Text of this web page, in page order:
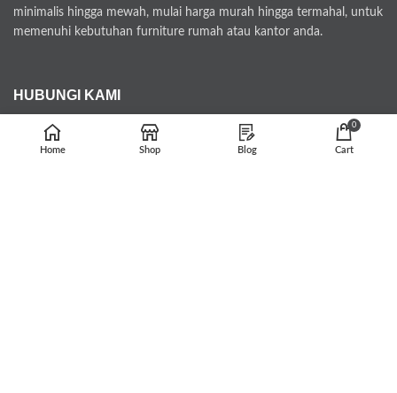
minimalis hingga mewah, mulai harga murah hingga termahal, untuk
memenuhi kebutuhan furniture rumah atau kantor anda.
HUBUNGI KAMI
tarunajatifurniture@gmail.com
Home Shop Blog
0
Cart